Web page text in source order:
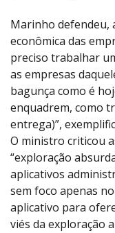
Marinho defendeu,
econômica das
preciso trabalhar
as empresas
bagunça como é
enquadrem, como
entrega)”,
O ministro criticou
“exploração
aplicativos
sem foco apenas
aplicativo para
viés da exploração